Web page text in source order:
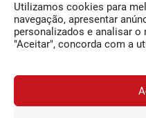
Utilizamos cookies para
navegação, apresentar
personalizados e analisar
"Aceitar", concorda com a
Siga-nos
Facebook